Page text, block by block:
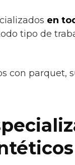
en
tipo de
con parquet,